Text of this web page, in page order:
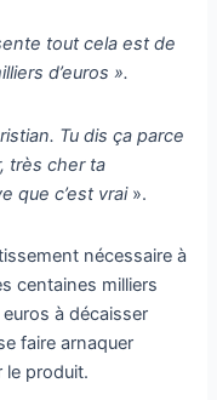
tout cela est de
d’euros ».
Tu dis ça parce
très cher ta
que c’est vrai».
nécessaire à
centaines milliers
à décaisser
faire arnaquer
le produit.